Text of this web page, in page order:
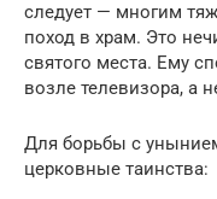
следует — многим
поход в храм. Это
святого места. Ему
возле телевизора, а
Для борьбы с
церковные таинства: